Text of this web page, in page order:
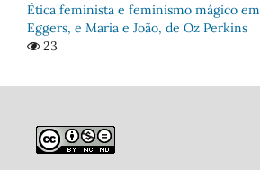
Ética feminista e feminismo mágico
Eggers, e Maria e João, de Oz Perkins
23